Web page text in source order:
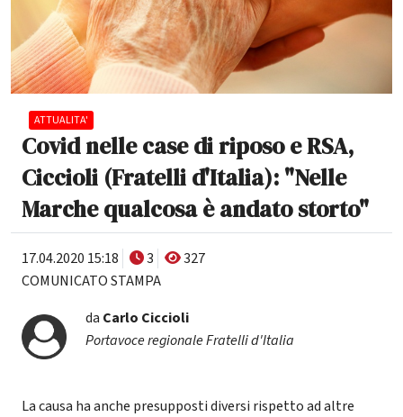
ATTUALITA'
Covid nelle case di riposo e RSA,
Ciccioli (Fratelli d'Italia): "Nelle
Marche qualcosa è andato storto"
17.04.2020 15:18 3
327
COMUNICATO STAMPA
da Carlo Ciccioli
Portavoce regionale Fratelli d'Italia
La causa ha anche presupposti diversi rispetto ad altre